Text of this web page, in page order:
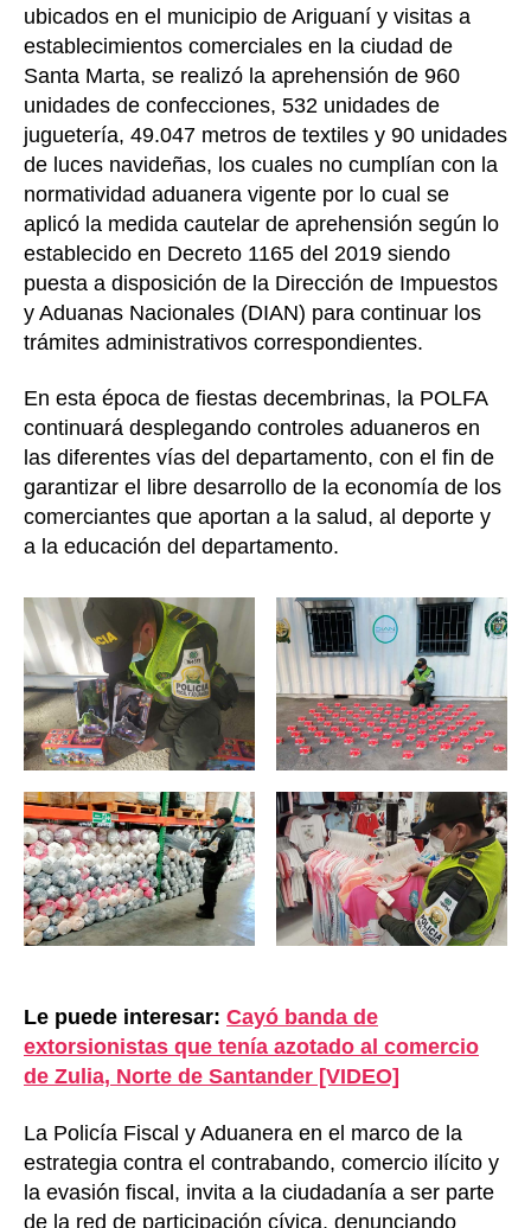
ubicados en el municipio de Ariguaní y visitas a
establecimientos comerciales en la ciudad de
Santa Marta, se realizó la aprehensión de 960
unidades de confecciones, 532 unidades de
juguetería, 49.047 metros de textiles y 90 unidades
de luces navideñas, los cuales no cumplían con la
normatividad aduanera vigente por lo cual se
aplicó la medida cautelar de aprehensión según lo
establecido en Decreto 1165 del 2019 siendo
puesta a disposición de la Dirección de Impuestos
y Aduanas Nacionales (DIAN) para continuar los
trámites administrativos correspondientes.
En esta época de fiestas decembrinas, la POLFA
continuará desplegando controles aduaneros en
las diferentes vías del departamento, con el fin de
garantizar el libre desarrollo de la economía de los
comerciantes que aportan a la salud, al deporte y
a la educación del departamento.
Le puede interesar: Cayó banda de
extorsionistas que tenía azotado al comercio
de Zulia, Norte de Santander [VIDEO]
La Policía Fiscal y Aduanera en el marco de la
estrategia contra el contrabando, comercio ilícito y
la evasión fiscal, invita a la ciudadanía a ser parte
de la red de participación cívica, denunciando